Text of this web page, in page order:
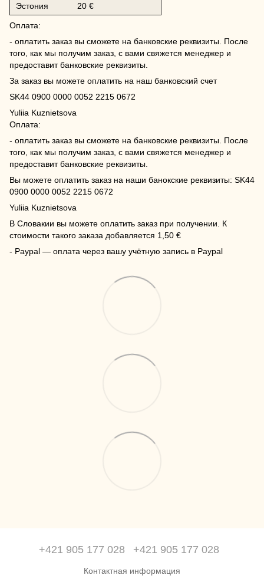
Эстония
20 €
Оплата:
- оплатить заказ вы сможете на банковские реквизиты. После
того, как мы получим заказ, с вами свяжется менеджер и
предоставит банковские реквизиты.
За заказ вы можете оплатить на наш банковский счет
SK44 0900 0000 0052 2215 0672
Yuliia Kuznietsova
Оплата:
- оплатить заказ вы сможете на банковские реквизиты. После
того, как мы получим заказ, с вами свяжется менеджер и
предоставит банковские реквизиты.
Вы можете оплатить заказ на наши банокские реквизиты: SK44
0900 0000 0052 2215 0672
Yuliia Kuznietsova
В Словакии вы можете оплатить заказ при получении. К
стоимости такого заказа добавляется 1,50 €
- Paypal — оплата через вашу учётную запись в Paypal
+421 905 177 028 +421 905 177 028
Контактная информация